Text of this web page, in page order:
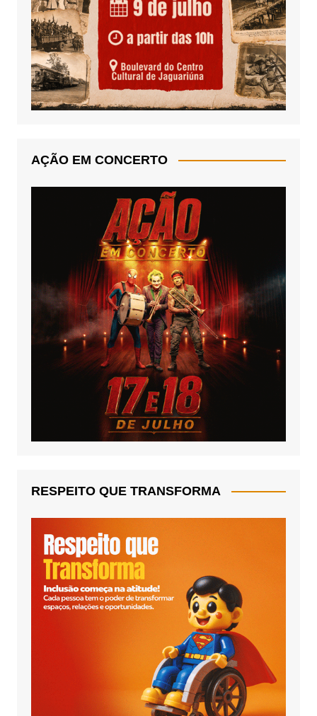
AÇÃO EM CONCERTO
RESPEITO QUE TRANSFORMA